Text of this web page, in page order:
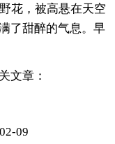
花，被高悬在天空
了甜醉的气息。早
文章：
02-09